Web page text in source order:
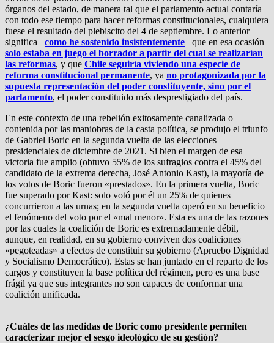
órganos del estado, de manera tal que el parlamento actual contaría
con todo ese tiempo para hacer reformas constitucionales, cualquiera
fuese el resultado del plebiscito del 4 de septiembre. Lo anterior
significa –como he sostenido insistentemente– que en esa ocasión
solo estaba en juego el borrador a partir del cual se realizarían
las reformas, y que Chile seguiría viviendo una especie de
reforma constitucional permanente, ya no protagonizada por la
supuesta representación del poder constituyente, sino por el
parlamento, el poder constituido más desprestigiado del país.
En este contexto de una rebelión exitosamente canalizada o
contenida por las maniobras de la casta política, se produjo el triunfo
de Gabriel Boric en la segunda vuelta de las elecciones
presidenciales de diciembre de 2021. Si bien el margen de esa
victoria fue amplio (obtuvo 55% de los sufragios contra el 45% del
candidato de la extrema derecha, José Antonio Kast), la mayoría de
los votos de Boric fueron «prestados». En la primera vuelta, Boric
fue superado por Kast: solo votó por él un 25% de quienes
concurrieron a las urnas; en la segunda vuelta operó en su beneficio
el fenómeno del voto por el «mal menor». Esta es una de las razones
por las cuales la coalición de Boric es extremadamente débil,
aunque, en realidad, en su gobierno conviven dos coaliciones
«pegoteadas» a efectos de constituir su gobierno (Apruebo Dignidad
y Socialismo Democrático). Estas se han juntado en el reparto de los
cargos y constituyen la base política del régimen, pero es una base
frágil ya que sus integrantes no son capaces de conformar una
coalición unificada.
¿Cuáles de las medidas de Boric como presidente permiten
caracterizar mejor el sesgo ideológico de su gestión?